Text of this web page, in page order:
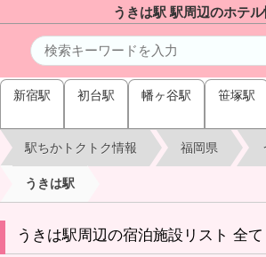
うきは駅 駅周辺のホテル
新宿駅 初台駅 幡ヶ谷駅 笹塚駅
駅ちかトクトク情報 福岡県
うきは駅
うきは駅周辺の宿泊施設リスト 全て